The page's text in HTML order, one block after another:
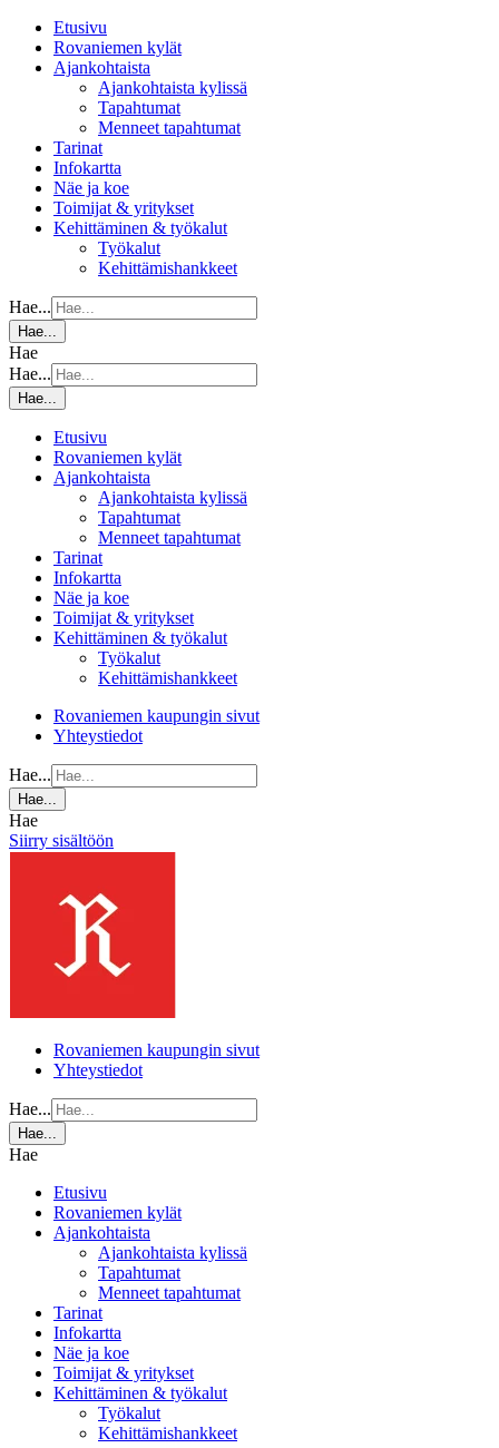
Etusivu
Rovaniemen kylät
Ajankohtaista
Ajankohtaista kylissä
Tapahtumat
Menneet tapahtumat
Tarinat
Infokartta
Näe ja koe
Toimijat & yritykset
Kehittäminen & työkalut
Työkalut
Kehittämishankkeet
Hae...
Hae...
Hae
Hae...
Hae...
Etusivu
Rovaniemen kylät
Ajankohtaista
Ajankohtaista kylissä
Tapahtumat
Menneet tapahtumat
Tarinat
Infokartta
Näe ja koe
Toimijat & yritykset
Kehittäminen & työkalut
Työkalut
Kehittämishankkeet
Rovaniemen kaupungin sivut
Yhteystiedot
Hae...
Hae...
Hae
Siirry sisältöön
Rovaniemen kaupungin sivut
Yhteystiedot
Hae...
Hae...
Hae
Etusivu
Rovaniemen kylät
Ajankohtaista
Ajankohtaista kylissä
Tapahtumat
Menneet tapahtumat
Tarinat
Infokartta
Näe ja koe
Toimijat & yritykset
Kehittäminen & työkalut
Työkalut
Kehittämishankkeet